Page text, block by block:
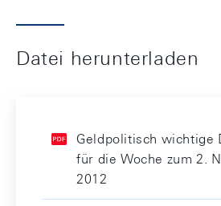
Datei herunterladen
Geldpolitisch wichtige
für die Woche zum 2.
2012